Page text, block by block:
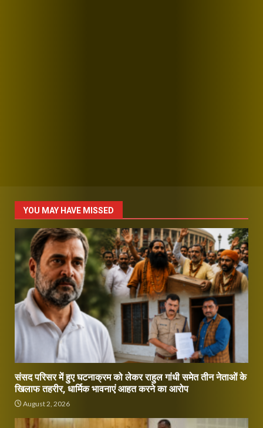
YOU MAY HAVE MISSED
संसद परिसर में हुए घटनाक्रम को लेकर राहुल गांधी समेत तीन नेताओं के
खिलाफ तहरीर, धार्मिक भावनाएं आहत करने का आरोप
August 2, 2026